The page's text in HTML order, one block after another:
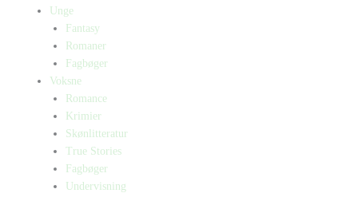
Unge
Fantasy
Romaner
Fagbøger
Voksne
Romance
Krimier
Skønlitteratur
True Stories
Fagbøger
Undervisning